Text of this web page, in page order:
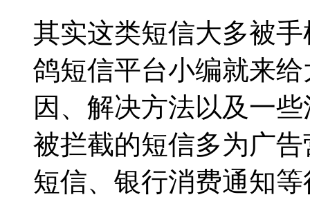
其实这类短信大多被
鸽短信平台小编就来
因、解决方法以及一
被拦截的短信多为广
短信、银行消费通知